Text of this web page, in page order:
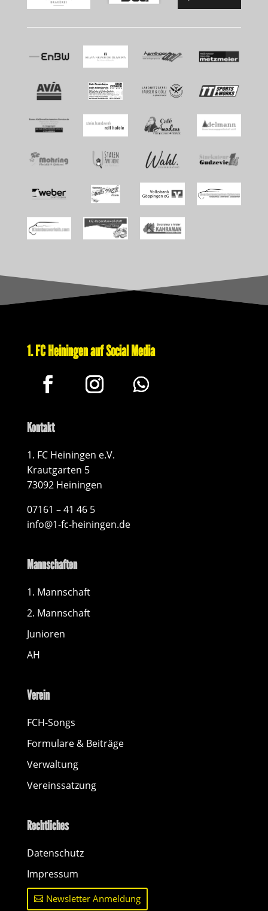
1. FC Heiningen auf Social Media
Kontakt
1. FC Heiningen e.V.
Krautgarten 5
73092 Heiningen
07161 – 41 46 5
info@1-fc-heiningen.de
Mannschaften
1. Mannschaft
2. Mannschaft
Junioren
AH
Verein
FCH-Songs
Formulare & Beiträge
Verwaltung
Vereinssatzung
Rechtliches
Datenschutz
Impressum
Newsletter Anmeldung